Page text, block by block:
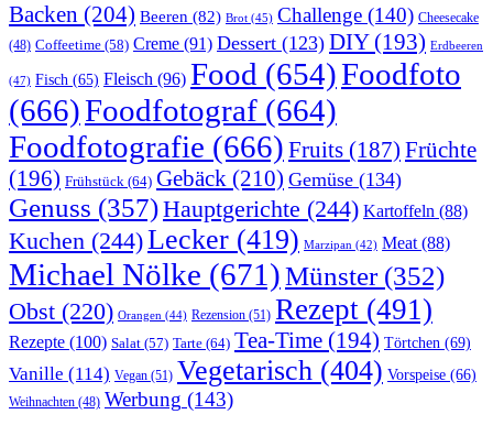
Backen (204) Beeren (82) Brot (45) Challenge (140) Cheesecake
(48) Coffeetime (58) Creme (91) Dessert (123) DIY(193) Erdbeeren
(47) Fisch (65) Fleisch (96) Food (654)Foodfoto
(666)Foodfotograf (664)
Foodfotografie (666) Fruits (187) Früchte
(196) Frühstück (64) Gebäck (210) Gemüse (134)
Genuss (357)Hauptgerichte (244) Kartoffeln (88)
Kuchen (244)Lecker (419) Marzipan (42) Meat (88)
Michael Nölke (671)Münster(352)
Obst (220) Orangen (44) Rezension (51) Rezept (491)
Rezepte (100) Salat (57) Tarte (64) Tea-Time (194) Törtchen (69)
Vanille (114) Vegan (51) Vegetarisch (404) Vorspeise (66)
Weihnachten (48) Werbung (143)